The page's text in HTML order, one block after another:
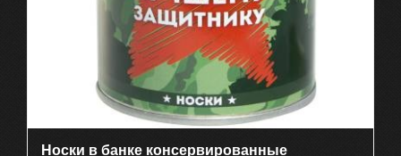
Носки в банке консервированные